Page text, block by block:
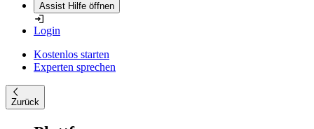
Assist Hilfe öffnen
Login
Kostenlos starten
Experten sprechen
Zurück